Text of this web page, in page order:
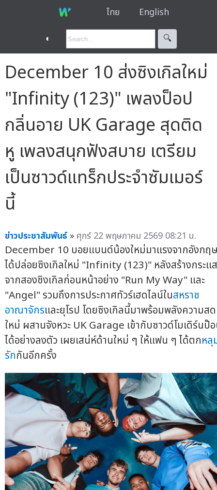
ไทย English
◐ 🔍︎
December 10 ส่งซิงเกิลใหม่
"Infinity (123)" เพลงป็อป
กลิ่นอาย UK Garage สุดติด
หู เพลงสนุกฟังสบาย เตรียม
เป็นซาวด์แทร็กประจำซัมเมอร์
นี้
ข่าวประชาสัมพันธ์ » ศุกร์ 22 พฤษภาคม 2569 08:21 น.
December 10 บอยแบนด์น้องใหม่มาแรงจากอังกฤ
ได้ปล่อยซิงเกิลใหม่ "Infinity (123)" หลังสร้างกระแส
จากสองซิงเกิลก่อนหน้าอย่าง "Run My Way" และ
"Angel" รวมถึงการประกาศทัวร์เฮดไลน์ในสหราช
อาณาจักรและยุโรป โดยซิงเกิลนี้มาพร้อมพลังความสด
ใหม่ ผสานจังหวะ UK Garage เข้ากับซาวด์โมเดิร์นป๊
ได้อย่างลงตัว เผยเสน่ห์ด้านใหม่ ๆ ให้แฟน ๆ ได้ตกหลุ
รักกันอีกครั้ง